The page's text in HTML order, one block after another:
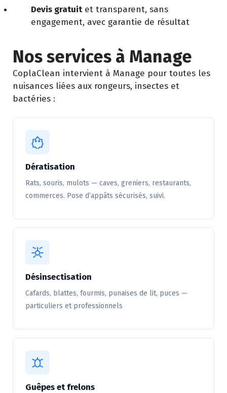
Devis gratuitet transparent, sans
engagement, avec garantie de résultat
Nos services à Manage
CoplaClean intervient à Manage pour toutes les
nuisances liées aux rongeurs, insectes et
bactéries :
Dératisation
Rats, souris, mulots — caves, greniers, restaurants,
commerces. Pose d’appâts sécurisés, suivi.
Désinsectisation
Cafards, blattes, fourmis, punaises de lit, puces —
particuliers et professionnels
Guêpes et frelons